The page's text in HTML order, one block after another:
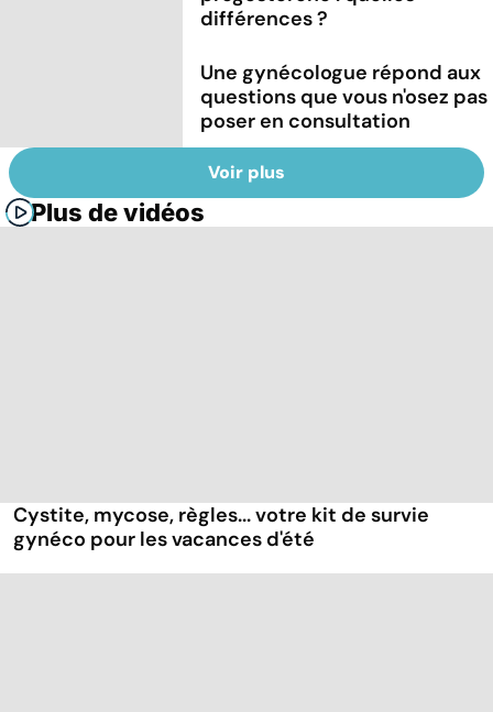
différences ?
Une gynécologue répond aux
questions que vous n'osez pas
poser en consultation
Voir plus
Plus de vidéos
Cystite, mycose, règles... votre kit de survie
gynéco pour les vacances d'été